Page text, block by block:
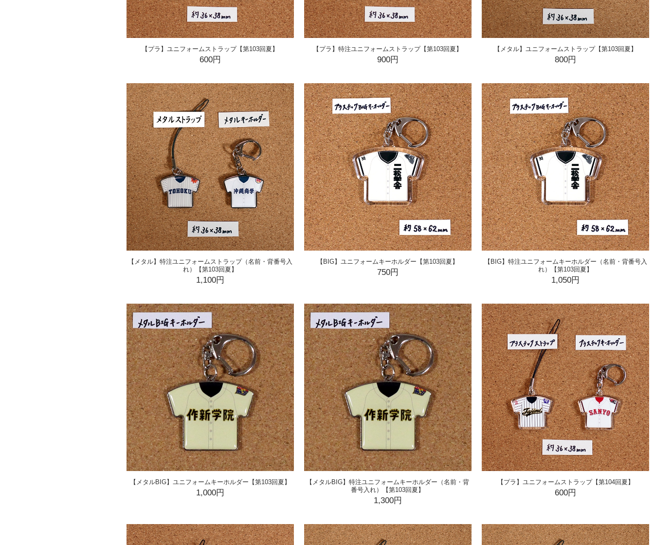
【プラ】ユニフォームストラップ【第103回夏】
600円
【プラ】特注ユニフォームストラップ【第103回夏】
900円
【メタル】ユニフォームストラップ【第103回夏】
800円
【メタル】特注ユニフォームストラップ（名前・背番号入
れ）【第103回夏】
1,100円
【BIG】ユニフォームキーホルダー【第103回夏】
750円
【BIG】特注ユニフォームキーホルダー（名前・背番号入
れ）【第103回夏】
1,050円
【メタルBIG】ユニフォームキーホルダー【第103回夏】
1,000円
【メタルBIG】特注ユニフォームキーホルダー（名前・背
番号入れ）【第103回夏】
1,300円
【プラ】ユニフォームストラップ【第104回夏】
600円